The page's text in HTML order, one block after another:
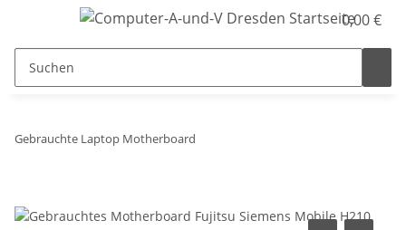
0,00 €
Gebrauchte Laptop Motherboard